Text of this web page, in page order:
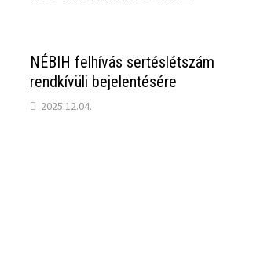
NÉBIH felhívás sertéslétszám
rendkívüli bejelentésére
2025.12.04.